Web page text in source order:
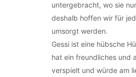
untergebracht, wo sie
deshalb hoffen wir für
umsorgt werden.
Gessi ist eine hübsche
hat ein freundliches und
verspielt und würde am